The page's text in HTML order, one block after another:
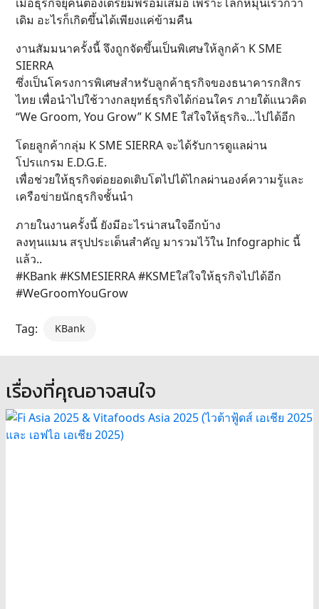
เดิม อะไรก็เกิดขึ้นได้เพียงแค่ข้ามคืน
งานสัมมนาครั้งนี้ จึงถูกจัดขึ้นเป็นพิเศษให้ลูกค้า K SME
SIERRA
ซึ่งเป็นโครงการพิเศษสำหรับลูกค้าธุรกิจของธนาคารกสิกร
ไทย เพื่อนำไปใช้วางกลยุทธ์ธุรกิจได้ก่อนใคร ภายใต้แนวคิด
“We Groom, You Grow” K SME ใส่ใจให้ธุรกิจ…ไปได้อีก
โดยลูกค้ากลุ่ม K SME SIERRA จะได้รับการดูแลผ่าน
โปรแกรม E.D.G.E.
เพื่อช่วยให้ธุรกิจต่อยอดเติบโตไปได้ไกลผ่านองค์ความรู้และ
เครือข่ายนักธุรกิจชั้นนำ
ภายในงานครั้งนี้ ยังมีอะไรน่าสนใจอีกบ้าง
ลงทุนแมน สรุปประเด็นสำคัญ มารวมไว้ใน Infographic นี้
แล้ว..
#KBank #KSMESIERRA #KSMEใส่ใจให้ธุรกิจไปได้อีก
#WeGroomYouGrow
Tag: KBank
เรื่องที่คุณอาจสนใจ